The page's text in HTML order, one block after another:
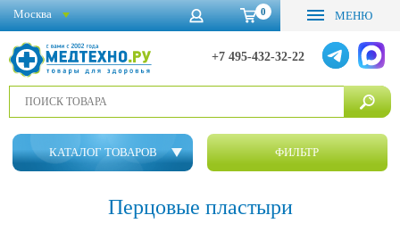
0 МЕНЮ
+7 495-432-32-22
Москва
КАТАЛОГ ТОВАРОВ ФИЛЬТР
Перцовые пластыри